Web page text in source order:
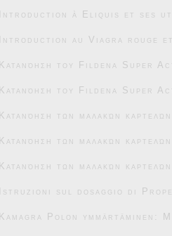
Introduction à Eliquis et ses
Introduction au Viagra rouge
Κατανόηση του Fildena Super
Κατανόηση του Fildena Super
Κατανόηση των μαλακών
Κατανόηση των μαλακών
Κατανόηση των μαλακών
Istruzioni sul dosaggio di
Kamagra Polon ymmärtäminen: